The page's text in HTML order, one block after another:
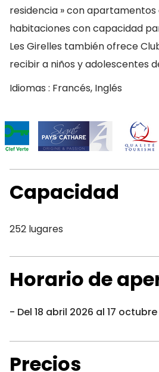
residencia » con apartamentos
habitaciones con capacidad
Les Girelles también ofrece
recibir a niños y adolescentes
Idiomas : Francés, Inglés
Capacidad
252 lugares
Horario de
Del 18 abril 2026 al 17
Precios